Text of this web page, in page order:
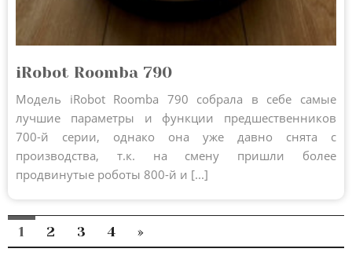
iRobot Roomba 790
Модель iRobot Roomba 790 собрала в себе самые
лучшие параметры и функции предшественников
700-й серии, однако она уже давно снята с
производства, т.к. на смену пришли более
продвинутые роботы 800-й и [...]
1 2 3 4 »